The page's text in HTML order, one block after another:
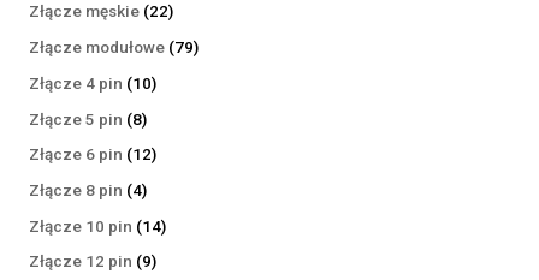
Złącze męskie 2222
produkty
Złącze modułowe 7979
Złącze 4 pin 1010
Złącze 5 pin 88
produktów
Złącze 6 pin 1212
Złącze 8 pin 44
produkty
Złącze 10 pin 1414
Złącze 12 pin 99